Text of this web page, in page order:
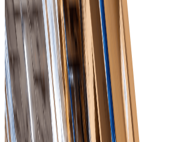
Удобный интерфейс